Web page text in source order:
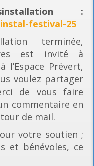
:
festival-25
terminée,
est invité à
l’Espace Prévert,
voulez partager
de vous faire
commentaire en
de mail.
votre soutien ;
et bénévoles, ce